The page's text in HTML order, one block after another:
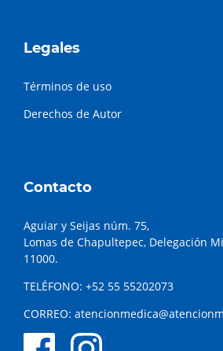
Legales
Términos de uso
Derechos de Autor
Contacto
Aguiar y Seijas núm. 75,
Lomas de Chapultepec, Delegación
11000.
TELÉFONO: +52 55 55202073
CORREO: